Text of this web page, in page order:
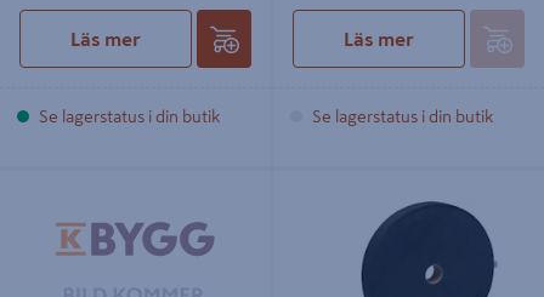
Läs mer
Se lagerstatus i din butik
Läs mer
Se lagerstatus i din butik
POLYETENCELLPLAST
10X195MMX50M